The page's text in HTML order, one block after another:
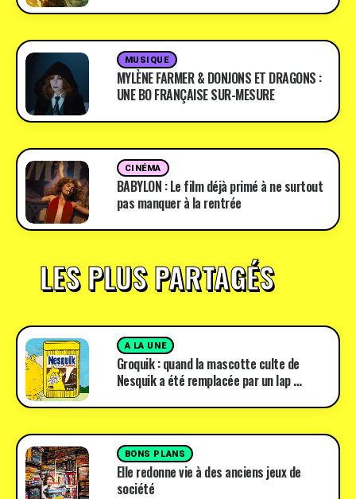
MUSIQUE
MYLÈNE FARMER & DONJONS ET DRAGONS :
UNE BO FRANÇAISE SUR-MESURE
CINÉMA
BABYLON : Le film déjà primé à ne surtout
pas manquer à la rentrée
LES PLUS PARTAGÉS
A LA UNE
Groquik : quand la mascotte culte de
Nesquik a été remplacée par un lap …
BONS PLANS
Elle redonne vie à des anciens jeux de
société